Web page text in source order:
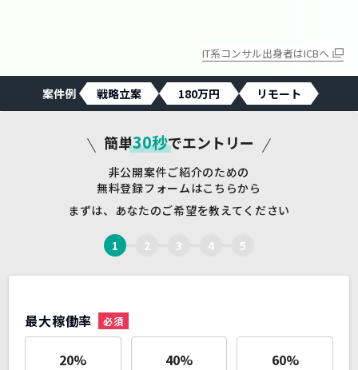
IT系コンサル出身者はICBへ
案件例 戦略立案 180万円 リモート
簡単30秒でエントリー
非公開案件ご紹介のための
無料登録フォームはこちらから
まずは、あなたのご希望を教えてください
1 2 3 4 5
最大稼働率
20% 40% 60%